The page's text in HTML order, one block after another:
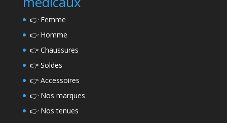
👉 Femme
👉 Homme
👉 Chaussures
👉 Soldes
👉 Accessoires
👉 Nos marques
👉 Nos tenues